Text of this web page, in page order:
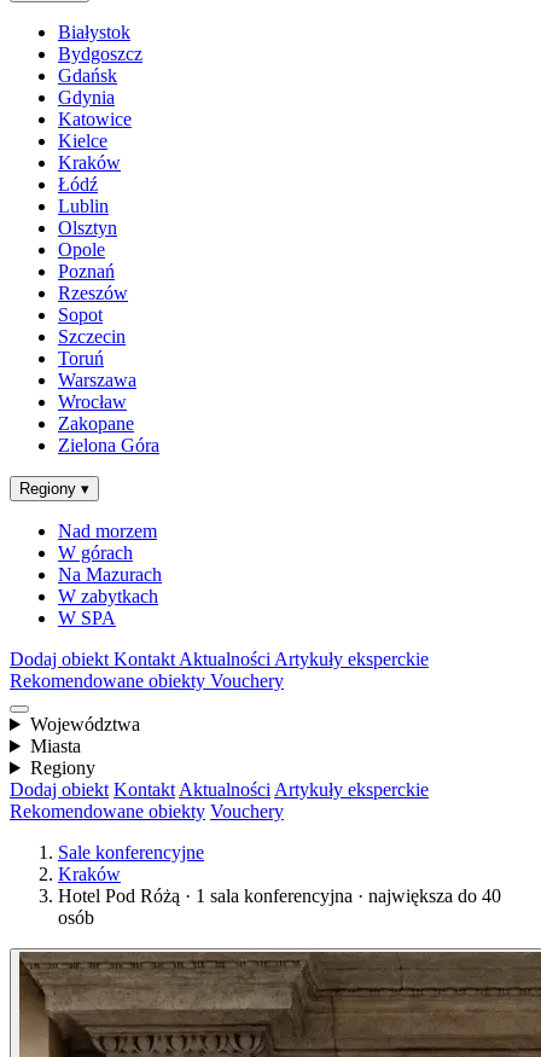
Białystok
Bydgoszcz
Gdańsk
Gdynia
Katowice
Kielce
Kraków
Łódź
Lublin
Olsztyn
Opole
Poznań
Rzeszów
Sopot
Szczecin
Toruń
Warszawa
Wrocław
Zakopane
Zielona Góra
Regiony ▾
Nad morzem
W górach
Na Mazurach
W zabytkach
W SPA
Dodaj obiekt Kontakt Aktualności Artykuły eksperckie
Rekomendowane obiekty Vouchery
Województwa
Miasta
Regiony
Dodaj obiekt Kontakt Aktualności Artykuły eksperckie
Rekomendowane obiekty Vouchery
Sale konferencyjne
Kraków
Hotel Pod Różą · 1 sala konferencyjna · największa do 40
osób